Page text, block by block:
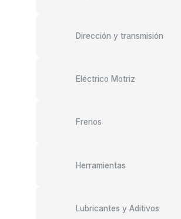
Dirección y transmisión
Eléctrico Motriz
Frenos
Herramientas
Lubricantes y Aditivos